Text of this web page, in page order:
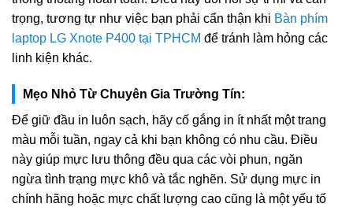
trọng, tương tự như việc bạn phải cẩn thận khi Bàn phím
laptop LG Xnote P400 tại TPHCM để tránh làm hỏng các
linh kiện khác.
Mẹo Nhỏ Từ Chuyên Gia Trường Tín:
Để giữ đầu in luôn sạch, hãy cố gắng in ít nhất một trang
màu mỗi tuần, ngay cả khi bạn không có nhu cầu. Điều
này giúp mực lưu thông đều qua các vòi phun, ngăn
ngừa tình trạng mực khô và tắc nghẽn. Sử dụng mực in
chính hãng hoặc mực chất lượng cao cũng là một yếu tố